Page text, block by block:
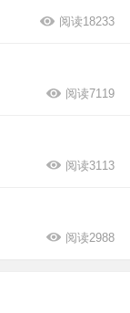
阅读18233
阅读7119
阅读3113
阅读2988